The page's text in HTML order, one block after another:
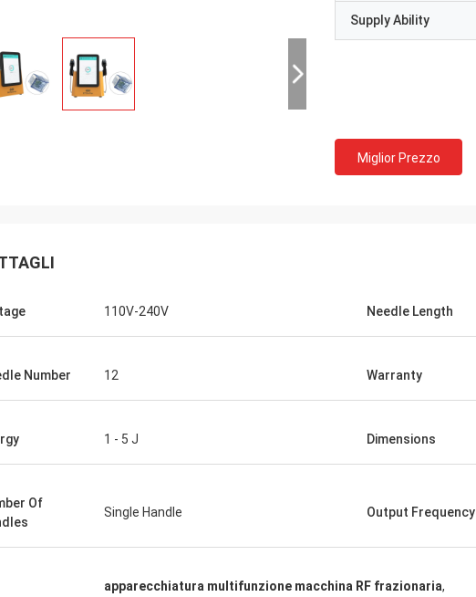
Supply Ability
Miglior Prezzo
110V-240V Needle Length
Number 12 Warranty
1 - 5 J Dimensions
Of
Single Handle Output Frequency
apparecchiatura multifunzione macchina RF frazionaria,